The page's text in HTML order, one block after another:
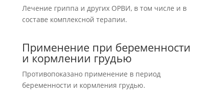
Лечение гриппа и других ОРВИ, в том числе и в
составе комплексной терапии.
Применение при беременности
и кормлении грудью
Противопоказано применение в период
беременности и кормления грудью.